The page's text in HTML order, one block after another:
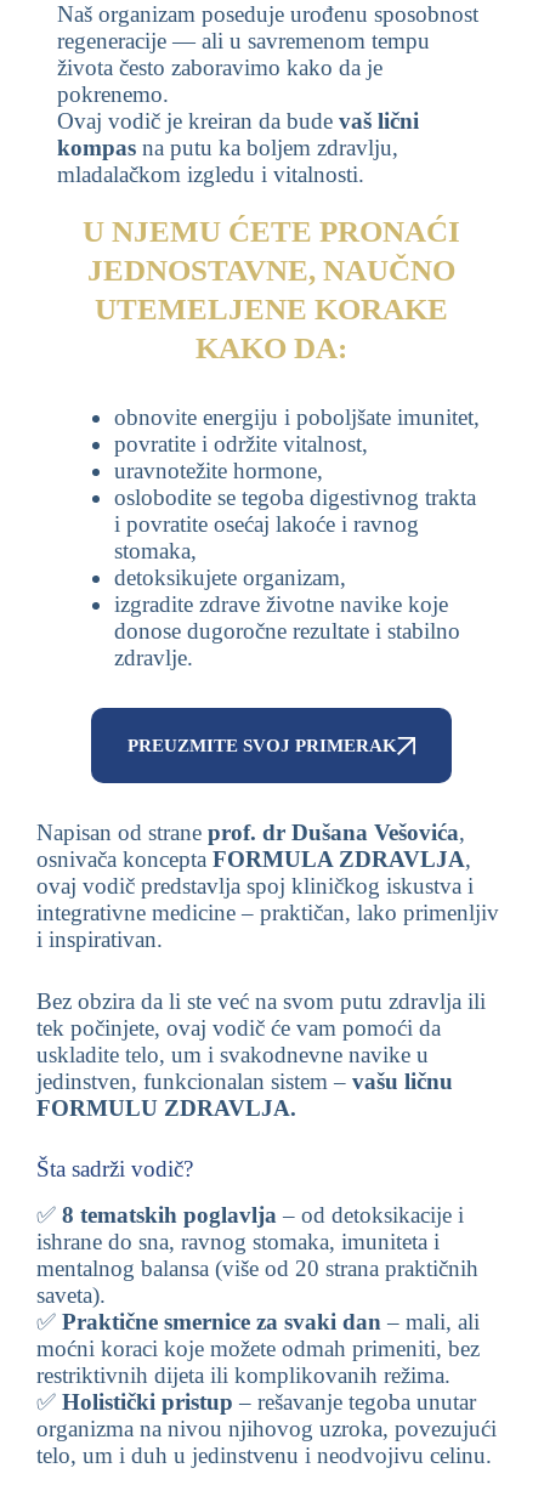
Naš organizam poseduje urođenu sposobnost
regeneracije — ali u savremenom tempu
života često zaboravimo kako da je
pokrenemo.
Ovaj vodič je kreiran da bude vaš lični
kompasna putu ka boljem zdravlju,
mladalačkom izgledu i vitalnosti.
U NJEMU ĆETE PRONAĆI
JEDNOSTAVNE, NAUČNO
UTEMELJENE KORAKE
KAKO DA:
obnovite energiju i poboljšate imunitet,
povratite i održite vitalnost,
uravnotežite hormone,
oslobodite se tegoba digestivnog trakta
i povratite osećaj lakoće i ravnog
stomaka,
detoksikujete organizam,
izgradite zdrave životne navike koje
donose dugoročne rezultate i stabilno
zdravlje.
PREUZMITE SVOJ PRIMERAK
Napisan od strane prof. dr Dušana Vešovića,
osnivača koncepta FORMULA ZDRAVLJA,
ovaj vodič predstavlja spoj kliničkog iskustva i
integrativne medicine – praktičan, lako primenljiv
i inspirativan.
Bez obzira da li ste već na svom putu zdravlja ili
tek počinjete, ovaj vodič će vam pomoći da
uskladite telo, um i svakodnevne navike u
jedinstven, funkcionalan sistem – vašu ličnu
FORMULU ZDRAVLJA.
Šta sadrži vodič?
✅ 8 tematskih poglavlja – od detoksikacije i
ishrane do sna, ravnog stomaka, imuniteta i
mentalnog balansa (više od 20 strana praktičnih
saveta).
✅ Praktične smernice za svaki dan – mali, ali
moćni koraci koje možete odmah primeniti, bez
restriktivnih dijeta ili komplikovanih režima.
✅ Holistički pristup – rešavanje tegoba unutar
organizma na nivou njihovog uzroka, povezujući
telo, um i duh u jedinstvenu i neodvojivu celinu.